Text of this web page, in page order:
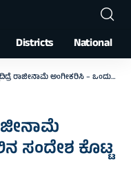
Districts National
ಅಂಗೀಕರಿಸಿ – ಒಂದು ಸಾಲಿನ ಸಂದೇಶ ಕೊಟ್ಟ ರಾಹುಲ್‌ ಗಾಂಧಿ
ಸಂದೇಶ ಕೊಟ್ಟ